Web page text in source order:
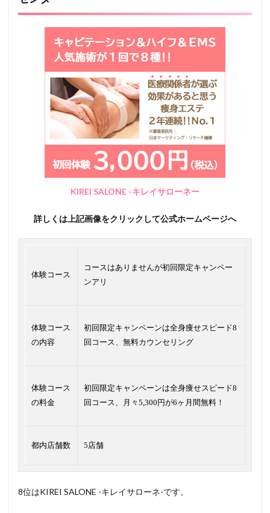
KIREI SALONE -キレイサローネー
詳しくは上記画像をクリックして公式ホームページへ
体験コース
コースはありませんが初回限定キャンペー
ンアリ
体験コース
の内容
初回限定キャンペーンは全身痩せスピード8
回コース、無料カウンセリング
体験コース
の料金
初回限定キャンペーンは全身痩せスピード8
回コース、月々5,300円が6ヶ月間無料！
都内店舗数 5店舗
8位はKIREI SALONE -キレイサローネ-です。